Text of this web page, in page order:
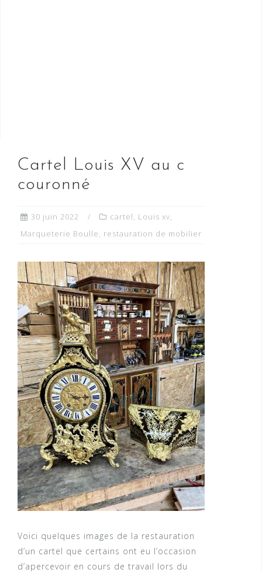
Cartel Louis XV au c
couronné
30 juin 2022 cartel, Louis xv,
Marqueterie Boulle, restauration de mobilier
Voici quelques images de la restauration
d’un cartel que certains ont eu l’occasion
d’apercevoir en cours de travail lors du